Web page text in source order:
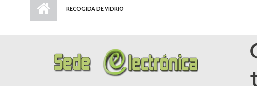
RECOGIDA DE VIDRIO